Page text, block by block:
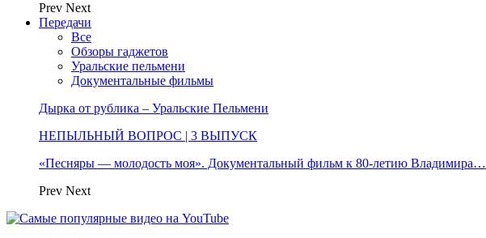
Prev Next
Передачи
Все
Обзоры гаджетов
Уральские пельмени
Документальные фильмы
Дырка от рублика – Уральские Пельмени
НЕПЫЛЬНЫЙ ВОПРОС | 3 ВЫПУСК
«Песняры — молодость моя». Документальный фильм к 80-летию Владимира…
Prev Next